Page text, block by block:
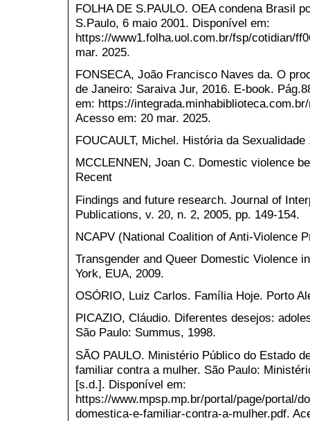
FOLHA DE S.PAULO. OEA condena Brasil
S.Paulo, 6 maio 2001. Disponível em:
https://www1.folha.uol.com.br/fsp/cotidian/
mar. 2025.
FONSECA, João Francisco Naves da. O
de Janeiro: Saraiva Jur, 2016. E-book.
em: https://
Acesso em: 20 mar. 2025.
FOUCAULT, Michel. História da
MCCLENNEN, Joan C. Domestic violence
Recent
Findings and future research. Journal of
Publications, v. 20, n. 2, 2005, pp. 149-154.
NCAPV (National Coalition of Anti-Violence
Transgender and Queer Domestic Violence
York, EUA, 2009.
OSÓRIO, Luiz Carlos. Família Hoje. Porto
PICAZIO, Cláudio. Diferentes desejos:
São Paulo: Summus, 1998.
SÃO PAULO. Ministério Público do Estado
familiar contra a mulher. São Paulo:
[s.d.]. Disponível em:
https://www.mpsp.mp.br/portal/page/portal/
domestica-e-familiar-contra-a-mulher.pdf.